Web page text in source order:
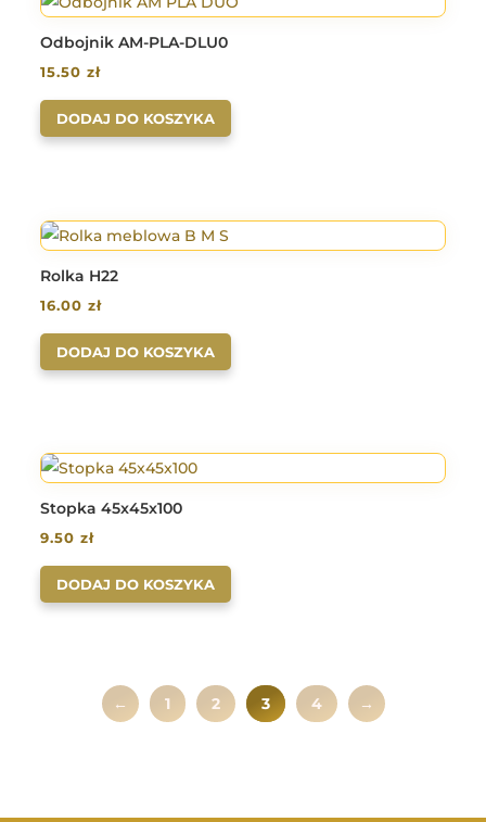
Odbojnik AM-PLA-DLU0
15.50zł
DODAJ DO KOSZYKA
Rolka H22
16.00zł
DODAJ DO KOSZYKA
Stopka 45x45x100
9.50zł
DODAJ DO KOSZYKA
← 1 2 3 4 →